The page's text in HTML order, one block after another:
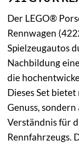
Der LEGO®
Rennwagen
Spielzeugautos
Nachbildung
die
Dieses Set
Genuss,
Verständnis für
Rennfahrzeugs.